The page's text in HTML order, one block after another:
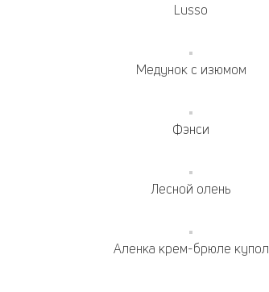
Lusso
Медунок с изюмом
Фэнси
Лесной олень
Аленка крем-брюле купол